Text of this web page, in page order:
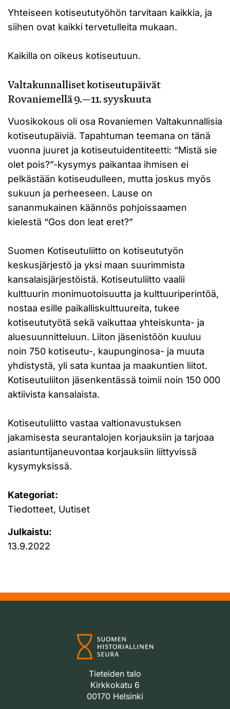
Yhteiseen kotiseututyöhön tarvitaan kaikkia, ja
siihen ovat kaikki tervetulleita mukaan.
Kaikilla on oikeus kotiseutuun.
Valtakunnalliset kotiseutupäivät
Rovaniemellä 9.—11. syyskuuta
Vuosikokous oli osa Rovaniemen Valtakunnallisia
kotiseutupäiviä. Tapahtuman teemana on tänä
vuonna juuret ja kotiseutuidentiteetti: “Mistä sie
olet pois?”-kysymys paikantaa ihmisen ei
pelkästään kotiseudulleen, mutta joskus myös
sukuun ja perheeseen. Lause on
sananmukainen käännös pohjoissaamen
kielestä “Gos don leat eret?”
Suomen Kotiseutuliitto on kotiseututyön
keskusjärjestö ja yksi maan suurimmista
kansalaisjärjestöistä. Kotiseutuliitto vaalii
kulttuurin monimuotoisuutta ja kulttuuriperintöä,
nostaa esille paikalliskulttuureita, tukee
kotiseututyötä sekä vaikuttaa yhteiskunta- ja
aluesuunnitteluun. Liiton jäsenistöön kuuluu
noin 750 kotiseutu-, kaupunginosa- ja muuta
yhdistystä, yli sata kuntaa ja maakuntien liitot.
Kotiseutuliiton jäsenkentässä toimii noin 150 000
aktiivista kansalaista.
Kotiseutuliitto vastaa valtionavustuksen
jakamisesta seurantalojen korjauksiin ja tarjoaa
asiantuntijaneuvontaa korjauksiin liittyvissä
kysymyksissä.
Kategoriat:
Tiedotteet, Uutiset
Julkaistu:
13.9.2022
Tieteiden talo
Kirkkokatu 6
00170 Helsinki